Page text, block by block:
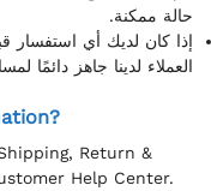
حالة ممكنة.
إذا كان لديك أي استفسار
العملاء لدينا جاهز دائمًا
Return &
Help Center.